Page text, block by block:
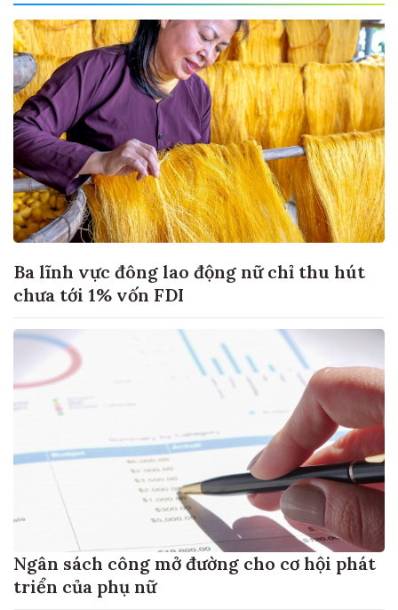
Ba lĩnh vực đông lao động nữ chỉ thu hút
chưa tới 1% vốn FDI
Ngân sách công mở đường cho cơ hội phát
triển của phụ nữ